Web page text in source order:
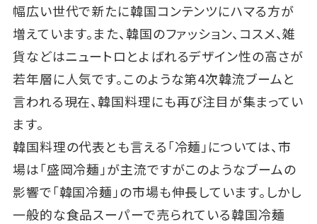
幅広い世代で新たに韓国コンテンツにハマる方が
増えています。また、韓国のファッション、コスメ、雑
貨などはニュートロとよばれるデザイン性の高さが
若年層に人気です。このような第4次韓流ブームと
言われる現在、韓国料理にも再び注目が集まってい
ます。
韓国料理の代表とも言える「冷麺」については、市
場は「盛岡冷麺」が主流ですがこのようなブームの
影響で「韓国冷麺」の市場も伸長しています。しかし
一般的な食品スーパーで売られている韓国冷麺